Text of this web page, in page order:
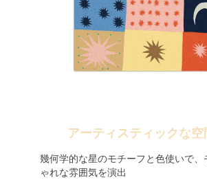
アーティスティックな空
幾何学的な星のモチーフと色使いで、
ゃれな雰囲気を演出